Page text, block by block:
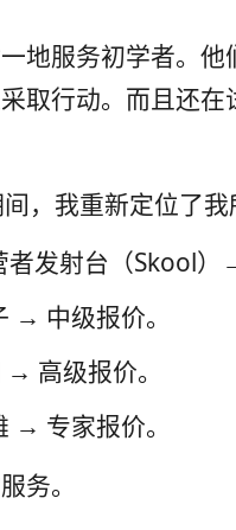
地服务初学者。
取行动。而且还
，我重新定位了
者发射台（Skool
→ 中级报价。
高级报价。
→ 专家报价。
务。